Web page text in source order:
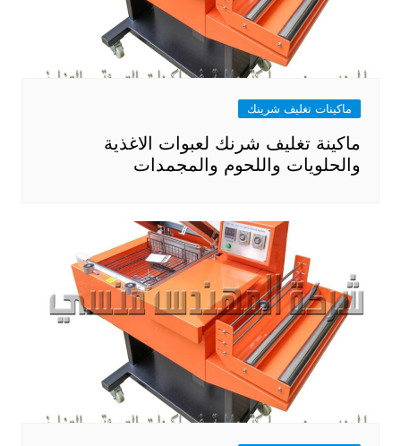
ماكينات تغليف شرينك
ماكينة تغليف شرنك لعبوات الاغذية
والحلويات واللحوم والمجمدات